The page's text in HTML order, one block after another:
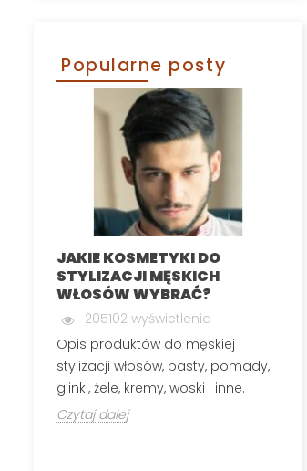
Popularne posty
JAKIE KOSMETYKI DO
STYLIZACJI MĘSKICH
WŁOSÓW WYBRAĆ?
205102 wyświetlenia
Opis produktów do męskiej
stylizacji włosów, pasty, pomady,
glinki, żele, kremy, woski i inne.
Czytaj dalej